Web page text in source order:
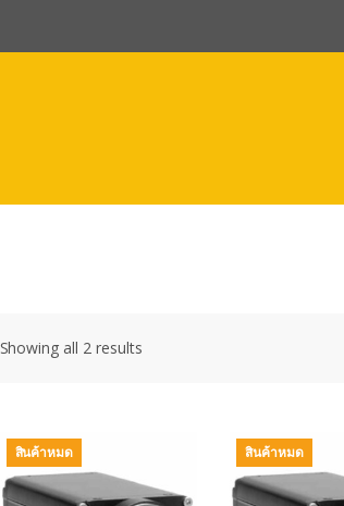
Showing all 2 results
สินค้าหมด สินค้าหมด